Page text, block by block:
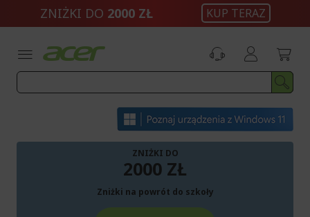
ZNIŻKI DO 2000 ZŁ KUP TERAZ
ZNIŻKI DO
2000 ZŁ
Zniżki na powrót do szkoły